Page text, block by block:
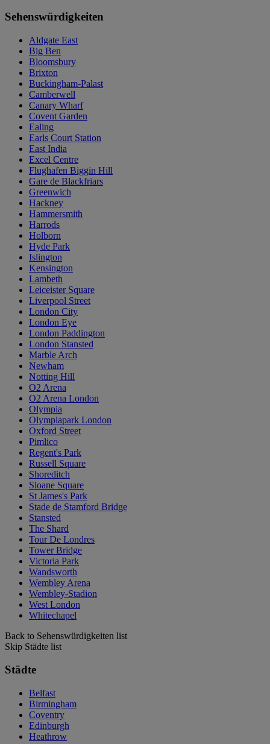
Sehenswürdigkeiten
Aldgate East
Big Ben
Bloomsbury
Brixton
Buckingham-Palast
Camberwell
Canary Wharf
Covent Garden
Ealing
Earls Court Station
East India
Excel Centre
Flughafen Biggin Hill
Gare de Blackfriars
Greenwich
Hackney
Hammersmith
Harrods
Holborn
Hyde Park
Islington
Kensington
Lambeth
Leiceister Square
Liverpool Street
London City
London Eye
London Paddington
London Stansted
Marble Arch
Newham
Notting Hill
O2 Arena
O2 Arena London
Olympia
Olympiapark London
Oxford Street
Pimlico
Regent's Park
Russell Square
Shoreditch
Sloane Square
St James's Park
Stade de Stamford Bridge
Stansted
The Shard
Tour De Londres
Tower Bridge
Victoria Park
Wandsworth
Wembley Arena
Wembley-Stadion
West London
Whitechapel
Back to Sehenswürdigkeiten list
Skip Städte list
Städte
Belfast
Birmingham
Coventry
Edinburgh
Heathrow